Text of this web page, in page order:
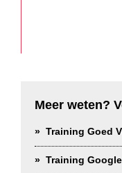
Meer weten?
Training Goed
Training